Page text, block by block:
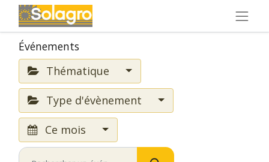
Événements
Thématique
Type d'évènement
Ce mois